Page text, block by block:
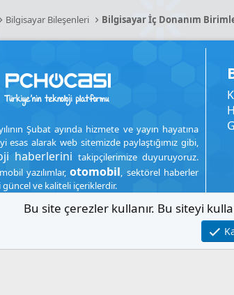
Bilgisayar Bileşenleri Bilgisayar İç Donanım
Şubat ayında hizmete ve yayın hayatına
esas alarak web sitemizde paylaştığımız gibi,
haberlerini takipçilerimize duyuruyoruz.
yazılımlar,otomobil, sektörel haberler
ve kaliteli içeriklerdir.
Bu site çerezler kullanır. Bu siteyi